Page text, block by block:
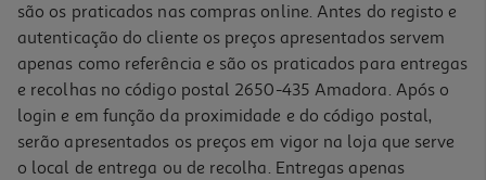
são os praticados nas compras online. Antes do registo e
autenticação do cliente os preços apresentados servem
apenas como referência e são os praticados para entregas
e recolhas no código postal 2650-435 Amadora. Após o
login e em função da proximidade e do código postal,
serão apresentados os preços em vigor na loja que serve
o local de entrega ou de recolha. Entregas apenas